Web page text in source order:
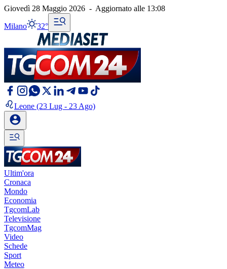
Giovedì 28 Maggio 2026 - Aggiornato alle 13:08
Milano 32°
Leone (23 Lug - 23 Ago)
Ultim'ora
Cronaca
Mondo
Economia
TgcomLab
Televisione
TgcomMag
Video
Schede
Sport
Meteo